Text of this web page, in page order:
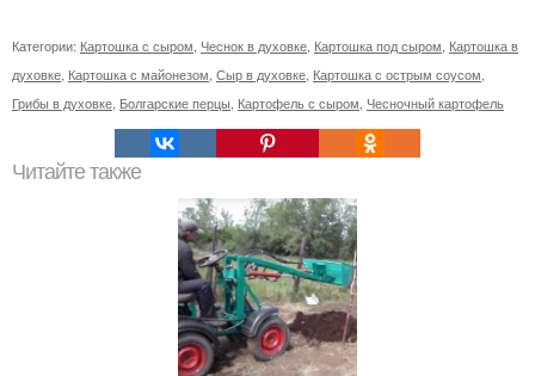
Категории: Картошка с сыром Чеснок в духовке Картошка под сыром Картошка в
духовке Картошка с майонезом Сыр в духовке Картошка с острым соусом
Грибы в духовке Болгарские перцы Картофель с сыром Чесночный картофель
Читайте также